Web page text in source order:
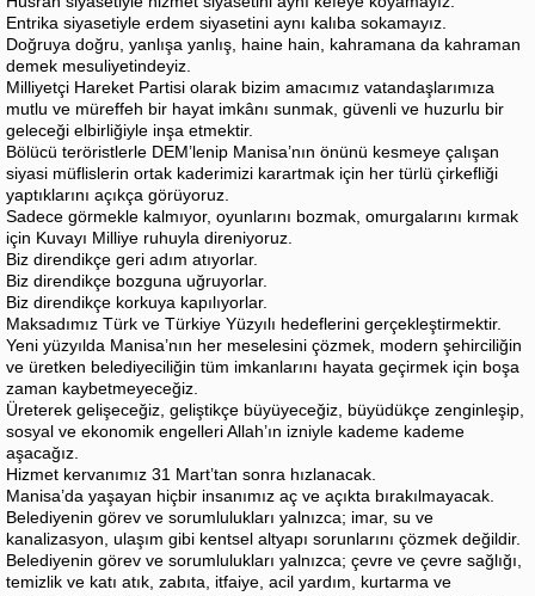
Entrika siyasetiyle erdem siyasetini aynı kalıba sokamayız.
Doğruya doğru, yanlışa yanlış, haine hain, kahramana da kahraman
demek mesuliyetindeyiz.
Milliyetçi Hareket Partisi olarak bizim amacımız vatandaşlarımıza
mutlu ve müreffeh bir hayat imkânı sunmak, güvenli ve huzurlu bir
geleceği elbirliğiyle inşa etmektir.
Bölücü teröristlerle DEM’lenip Manisa’nın önünü kesmeye çalışan
siyasi müflislerin ortak kaderimizi karartmak için her türlü çirkefliği
yaptıklarını açıkça görüyoruz.
Sadece görmekle kalmıyor, oyunlarını bozmak, omurgalarını kırmak
için Kuvayı Milliye ruhuyla direniyoruz.
Biz direndikçe geri adım atıyorlar.
Biz direndikçe bozguna uğruyorlar.
Biz direndikçe korkuya kapılıyorlar.
Maksadımız Türk ve Türkiye Yüzyılı hedeflerini gerçekleştirmektir.
Yeni yüzyılda Manisa’nın her meselesini çözmek, modern şehirciliğin
ve üretken belediyeciliğin tüm imkanlarını hayata geçirmek için boşa
zaman kaybetmeyeceğiz.
Üreterek gelişeceğiz, geliştikçe büyüyeceğiz, büyüdükçe zenginleşip,
sosyal ve ekonomik engelleri Allah’ın izniyle kademe kademe
aşacağız.
Hizmet kervanımız 31 Mart’tan sonra hızlanacak.
Manisa’da yaşayan hiçbir insanımız aç ve açıkta bırakılmayacak.
Belediyenin görev ve sorumlulukları yalnızca; imar, su ve
kanalizasyon, ulaşım gibi kentsel altyapı sorunlarını çözmek değildir.
Belediyenin görev ve sorumlulukları yalnızca; çevre ve çevre sağlığı,
temizlik ve katı atık, zabıta, itfaiye, acil yardım, kurtarma ve